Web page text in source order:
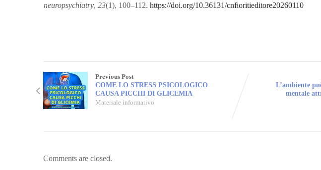
neuropsychiatry, 23(1), 100–112. https://doi.org/10.36131/cnfioritieditore20260110
Previous Post
COME LO STRESS PSICOLOGICO
CAUSA PICCHI DI GLICEMIA
Materiale informativo
L’ambiente
mentale
Comments are closed.